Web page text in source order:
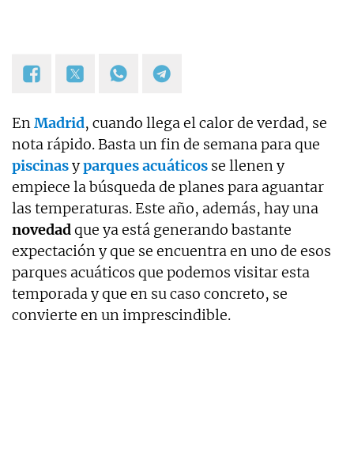
EnMadrid, cuando llega el calor de verdad, se
nota rápido. Basta un fin de semana para que
piscinasyparques acuáticos se llenen y
empiece la búsqueda de planes para aguantar
las temperaturas. Este año, además, hay una
novedadque ya está generando bastante
expectación y que se encuentra en uno de esos
parques acuáticos que podemos visitar esta
temporada y que en su caso concreto, se
convierte en un imprescindible.